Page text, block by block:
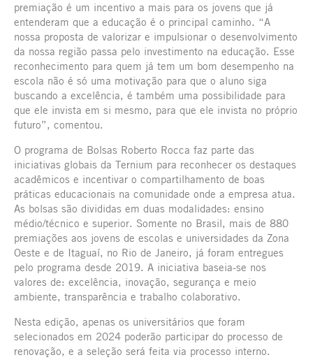
premiação é um incentivo a mais para os jovens que já
entenderam que a educação é o principal caminho. “A
nossa proposta de valorizar e impulsionar o desenvolvimento
da nossa região passa pelo investimento na educação. Esse
reconhecimento para quem já tem um bom desempenho na
escola não é só uma motivação para que o aluno siga
buscando a excelência, é também uma possibilidade para
que ele invista em si mesmo, para que ele invista no próprio
futuro”, comentou.
O programa de Bolsas Roberto Rocca faz parte das
iniciativas globais da Ternium para reconhecer os destaques
acadêmicos e incentivar o compartilhamento de boas
práticas educacionais na comunidade onde a empresa atua.
As bolsas são divididas em duas modalidades: ensino
médio/técnico e superior. Somente no Brasil, mais de 880
premiações aos jovens de escolas e universidades da Zona
Oeste e de Itaguaí, no Rio de Janeiro, já foram entregues
pelo programa desde 2019. A iniciativa baseia-se nos
valores de: excelência, inovação, segurança e meio
ambiente, transparência e trabalho colaborativo.
Nesta edição, apenas os universitários que foram
selecionados em 2024 poderão participar do processo de
renovação, e a seleção será feita via processo interno.